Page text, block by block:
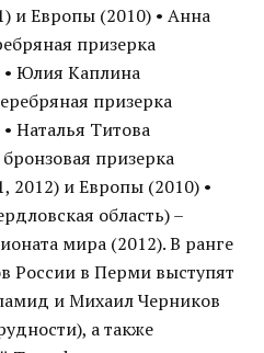
и Европы (2010) • Анна
призерка
• Юлия Каплина
призерка
Наталья Титова
призерка
2012) и Европы (2010) •
область) –
мира (2012). В ранге
России в Перми выступят
и Михаил Черников
а также